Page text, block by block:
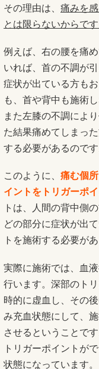
その理由は、 痛みを
とは限らないからです
例えば、右の腰を痛
いれば、首の不調が
症状が出ている方も
も、首や背中も施術
また左膝の不調によ
た結果痛めてしまっ
する必要があるのです
このように、 痛む個
イントをトリガーポ
トは、人間の背中側
どの部分に症状が出
トを施術する必要があ
実際に施術では、血
行います。深部のト
時的に虚血し、その
み充血状態にして、
させるということです
トリガーポイントが
状態になっています